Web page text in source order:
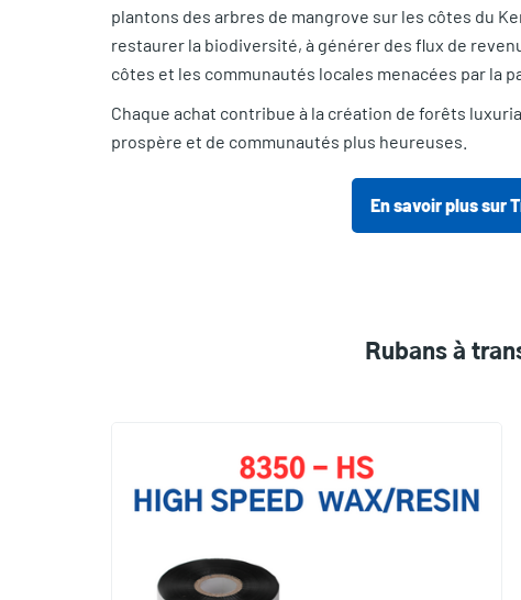
plantons des arbres de mangrove sur les côtes du
restaurer la biodiversité, à générer des flux de
côtes et les communautés locales menacées par la
Chaque achat contribue à la création de forêts
prospère et de communautés plus heureuses.
En savoir plus sur
Rubans à